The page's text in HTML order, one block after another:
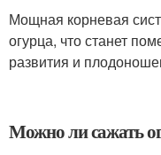
Мощная корневая
огурца, что станет
развития и
Можно ли сажать